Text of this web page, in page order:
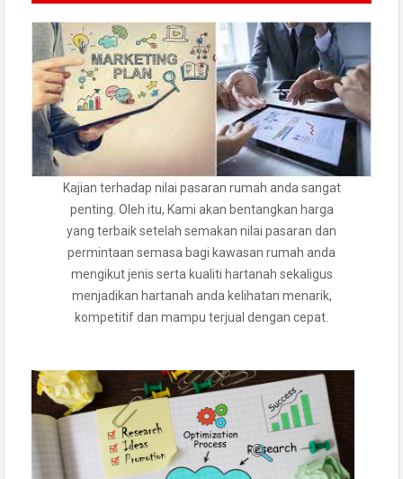
Kajian terhadap nilai pasaran rumah anda sangat
penting. Oleh itu, Kami akan bentangkan harga
yang terbaik setelah semakan nilai pasaran dan
permintaan semasa bagi kawasan rumah anda
mengikut jenis serta kualiti hartanah sekaligus
menjadikan hartanah anda kelihatan menarik,
kompetitif dan mampu terjual dengan cepat.